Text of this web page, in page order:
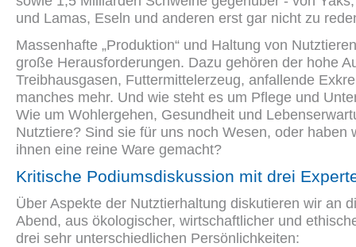
und Lamas, Eseln und anderen erst gar nicht zu
Massenhafte „Produktion“ und Haltung von
große Herausforderungen. Dazu gehören der hohe
Treibhausgasen, Futtermittelerzeug, anfallende
manches mehr. Und wie steht es um Pflege und
Wie um Wohlergehen, Gesundheit und
Nutztiere? Sind sie für uns noch Wesen, oder haben
ihnen eine reine Ware gemacht?
Kritische Podiumsdiskussion mit drei
Über Aspekte der Nutztierhaltung diskutieren wir an
Abend, aus ökologischer, wirtschaftlicher und
drei sehr unterschiedlichen Persönlichkeiten: